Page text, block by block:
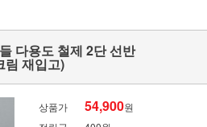
다용도 철제 2단 선반
림 재입고)
상품가 54,900원